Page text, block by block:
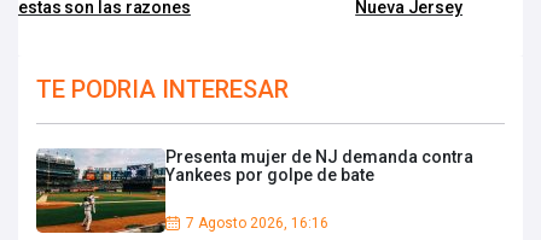
estas son las razones
Nueva Jersey
TE PODRIA INTERESAR
Presenta mujer de NJ demanda contra
Yankees por golpe de bate
7 Agosto 2026, 16:16